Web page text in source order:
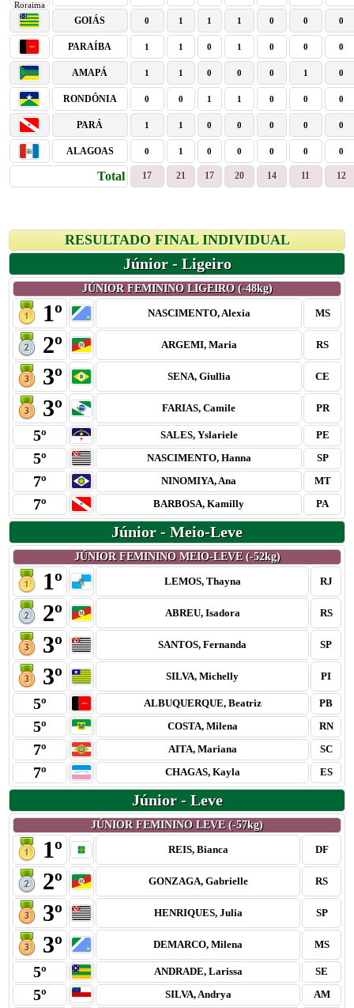
GOIÁS 0 1 1 1 0 0 0
PARAÍBA 1 1 0 1 0 0 0
AMAPÁ 1 1 0 0 0 1 0
RONDÔNIA 0 0 1 1 0 0 0
PARÁ 1 1 0 0 0 0 0
ALAGOAS 0 1 0 0 0 0 0
Total 17 21 17 20 14 11 12
RESULTADO FINAL INDIVIDUAL
Júnior - Ligeiro
JÚNIOR FEMININO LIGEIRO (-48kg)
1º NASCIMENTO, Alexia MS
2º ARGEMI, Maria RS
3º SENA, Giullia CE
3º FARIAS, Camile PR
5º SALES, Yslariele PE
5º NASCIMENTO, Hanna SP
7º NINOMIYA, Ana MT
7º BARBOSA, Kamilly PA
Júnior - Meio-Leve
JÚNIOR FEMININO MEIO-LEVE (-52kg)
1º LEMOS, Thayna RJ
2º ABREU, Isadora RS
3º SANTOS, Fernanda SP
3º SILVA, Michelly PI
5º ALBUQUERQUE, Beatriz PB
5º COSTA, Milena RN
7º AITA, Mariana SC
7º CHAGAS, Kayla ES
Júnior - Leve
JÚNIOR FEMININO LEVE (-57kg)
1º REIS, Bianca DF
2º GONZAGA, Gabrielle RS
3º HENRIQUES, Julia SP
3º DEMARCO, Milena MS
5º ANDRADE, Larissa SE
5º SILVA, Andrya AM